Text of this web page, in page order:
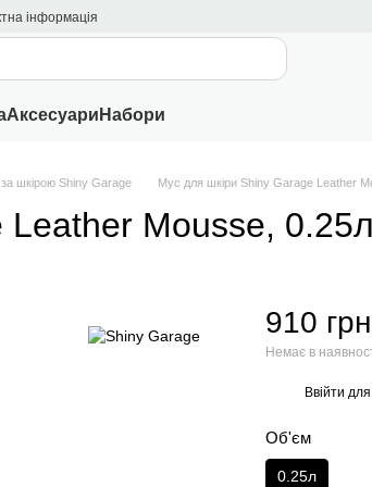
інформація
Аксесуари Набори
шкірою Shiny Garage Мус для шкіри Shiny Garage Leather
Mousse, 0.25л
910 грн
Немає в
Ввійти
Об'єм
0.25л